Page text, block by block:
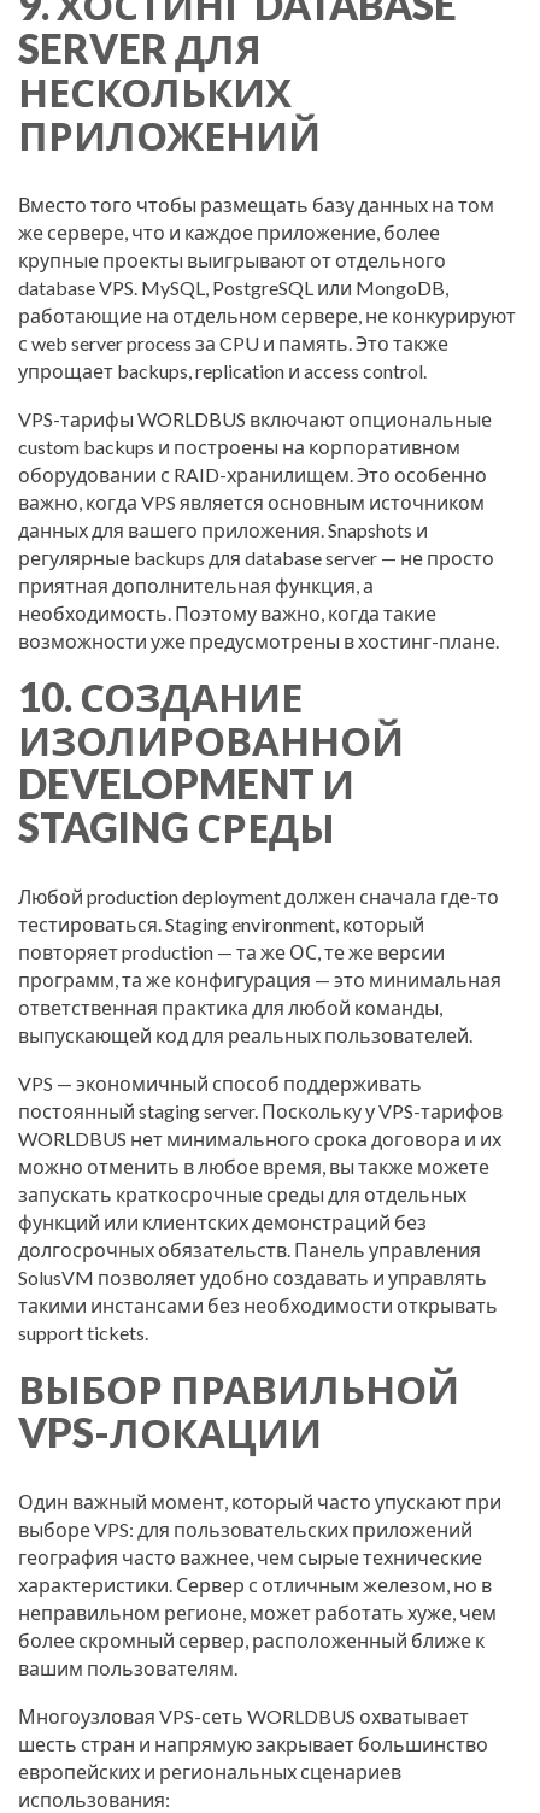
SERVER ДЛЯ
НЕСКОЛЬКИХ
ПРИЛОЖЕНИЙ
Вместо того чтобы размещать базу данных на том
же сервере, что и каждое приложение, более
крупные проекты выигрывают от отдельного
database VPS. MySQL, PostgreSQL или MongoDB,
работающие на отдельном сервере, не конкурируют
с web server process за CPU и память. Это также
упрощает backups, replication и access control.
VPS-тарифы WORLDBUS включают опциональные
custom backups и построены на корпоративном
оборудовании с RAID-хранилищем. Это особенно
важно, когда VPS является основным источником
данных для вашего приложения. Snapshots и
регулярные backups для database server — не просто
приятная дополнительная функция, а
необходимость. Поэтому важно, когда такие
возможности уже предусмотрены в хостинг-плане.
10. СОЗДАНИЕ
ИЗОЛИРОВАННОЙ
DEVELOPMENT И
STAGING СРЕДЫ
Любой production deployment должен сначала где-то
тестироваться. Staging environment, который
повторяет production — та же ОС, те же версии
программ, та же конфигурация — это минимальная
ответственная практика для любой команды,
выпускающей код для реальных пользователей.
VPS — экономичный способ поддерживать
постоянный staging server. Поскольку у VPS-тарифов
WORLDBUS нет минимального срока договора и их
можно отменить в любое время, вы также можете
запускать краткосрочные среды для отдельных
функций или клиентских демонстраций без
долгосрочных обязательств. Панель управления
SolusVM позволяет удобно создавать и управлять
такими инстансами без необходимости открывать
support tickets.
ВЫБОР ПРАВИЛЬНОЙ
VPS-ЛОКАЦИИ
Один важный момент, который часто упускают при
выборе VPS: для пользовательских приложений
география часто важнее, чем сырые технические
характеристики. Сервер с отличным железом, но в
неправильном регионе, может работать хуже, чем
более скромный сервер, расположенный ближе к
вашим пользователям.
Многоузловая VPS-сеть WORLDBUS охватывает
шесть стран и напрямую закрывает большинство
европейских и региональных сценариев
использования: